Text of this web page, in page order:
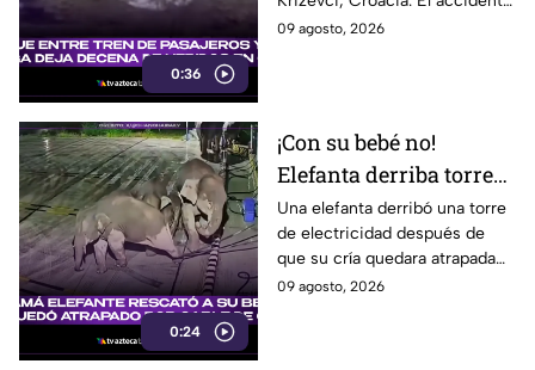
0:36
dejó entre 20 y 25 heridos,
09 agosto, 2026
0:24
¡Con su bebé no!
Elefanta derriba torre
eléctrica para rescatar
a su cría
Una elefanta derribó una torre
de electricidad después de
que su cría quedara atrapada
entre los cables, en un intento
09 agosto, 2026